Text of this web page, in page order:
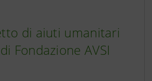
di aiuti umanitari
Fondazione AVSI